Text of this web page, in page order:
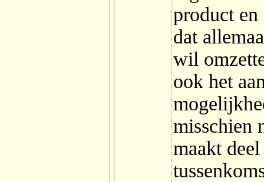
product
dat
wil
ook het
misschien
maakt